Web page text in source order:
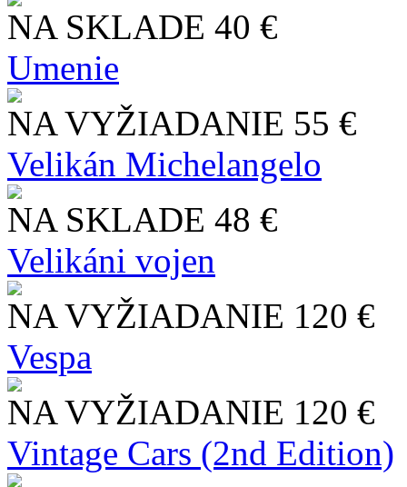
NA SKLADE 40 €
Umenie
NA VYŽIADANIE 55 €
Velikán Michelangelo
NA SKLADE 48 €
Velikáni vojen
NA VYŽIADANIE 120 €
Vespa
NA VYŽIADANIE 120 €
Vintage Cars (2nd Edition)